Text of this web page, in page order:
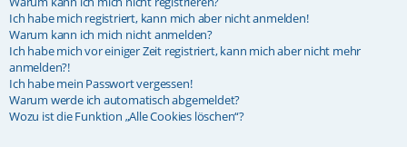
Ich habe mich registriert, kann mich aber nicht anmelden!
Warum kann ich mich nicht anmelden?
Ich habe mich vor einiger Zeit registriert, kann mich aber nicht mehr
anmelden?!
Ich habe mein Passwort vergessen!
Warum werde ich automatisch abgemeldet?
Wozu ist die Funktion „Alle Cookies löschen“?